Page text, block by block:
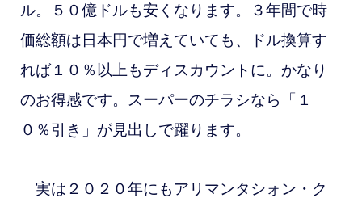
ル。５０億ドルも安くなります。３年間で時
価総額は日本円で増えていても、ドル換算す
れば１０％以上もディスカウントに。かなり
のお得感です。スーパーのチラシなら「１
０％引き」が見出しで躍ります。
実は２０２０年にもアリマンタシォン・ク